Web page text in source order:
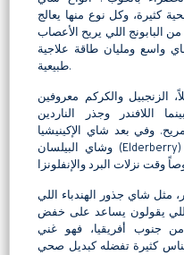
كثيرة، وكل نوع منها يعالج
اللي يريح الأعصاب
واسع ومليان طاقة علاجية
طبيعية.
الزنجبيل والكركم معروفين
اللافندر وجذر الناردين
وفي بعد شاي الإكينيشيا
وشاي البيلسان (Elderberry) اللي كثير يشربونه علشان يقوّون
مثل شاي جذور الهندباء اللي
يقولون يساعد على خفض
جنوب أفريقيا، فهو غني
كثيرة تفضله كبديل صحي